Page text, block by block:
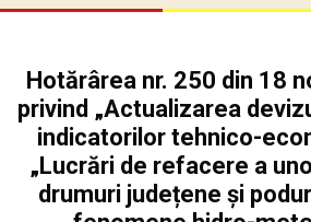
Hotărârea nr. 250 din 18
privind „Actualizarea
indicatorilor tehnico-
„Lucrări de refacere a
drumuri județene și